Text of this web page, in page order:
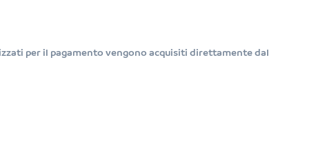
per il pagamento vengono acquisiti direttamente dal